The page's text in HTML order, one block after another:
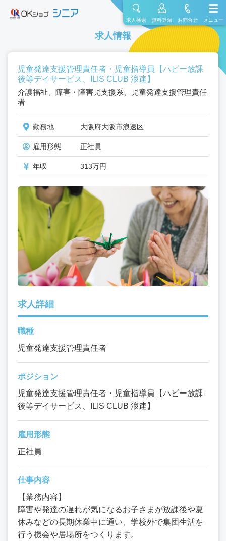
求人検索 無料登録 お問合せ メニュー
求人情報
児童発達支援管理責任者・児童指導員【ハビー放課
後等デイサービス、ILIS CLUB 浪速】
介護福祉、障害・障害児支援系、児童発達支援管理責任
者
勤務地 大阪府大阪市浪速区
雇用形態 正社員
年収 313万円
求人詳細
職種
児童発達支援管理責任者
ポジション
児童発達支援管理責任者・児童指導員【ハビー放課
後等デイサービス、ILIS CLUB 浪速】
雇用形態
正社員
仕事内容
【業務内容】
障害や発達の遅れが気になるお子さまが放課後や夏
休みなどの長期休業中に通い、学校外で集団生活を
行う機会や居場所をつくります。